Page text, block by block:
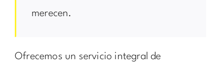
merecen.
Ofrecemos un servicio integral de